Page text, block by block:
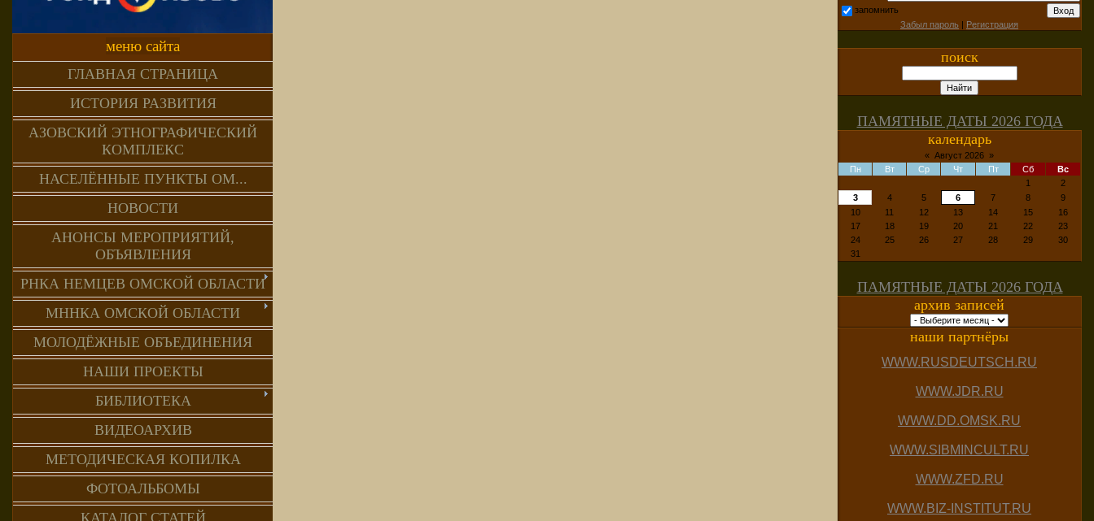
меню сайта
ГЛАВНАЯ СТРАНИЦА
ИСТОРИЯ РАЗВИТИЯ
АЗОВСКИЙ ЭТНОГРАФИЧЕСКИЙ
КОМПЛЕКС
НАСЕЛЁННЫЕ ПУНКТЫ ОМ...
НОВОСТИ
АНОНСЫ МЕРОПРИЯТИЙ,
ОБЪЯВЛЕНИЯ
РНКА НЕМЦЕВ ОМСКОЙ ОБЛАСТИ
МННКА ОМСКОЙ ОБЛАСТИ
МОЛОДЁЖНЫЕ ОБЪЕДИНЕНИЯ
НАШИ ПРОЕКТЫ
БИБЛИОТЕКА
ВИДЕОАРХИВ
МЕТОДИЧЕСКАЯ КОПИЛКА
ФОТОАЛЬБОМЫ
КАТАЛОГ СТАТЕЙ
запомнить
Забыл пароль | Регистрация
поиск
ПАМЯТНЫЕ ДАТЫ 2026 ГОДА
календарь
« Август 2026 »
Пн
Вт Ср Чт Пт Сб
Вс
1
2
3
4 5 6 7 8
9
10
11 12 13 14 15
16
17
18 19 20 21 22
23
24
25 26 27 28 29
30
31
ПАМЯТНЫЕ ДАТЫ 2026 ГОДА
архив записей
наши партнёры
WWW.RUSDEUTSCH.RU
WWW.JDR.RU
WWW.DD.OMSK.RU
WWW.SIBMINCULT.RU
WWW.ZFD.RU
WWW.BIZ-INSTITUT.RU